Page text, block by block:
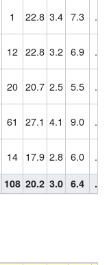
1 22.8 3.4 7.3
12 22.8 3.2 6.9
20 20.7 2.5 5.5
61 27.1 4.1 9.0
14 17.9 2.8 6.0
108 20.2 3.0 6.4